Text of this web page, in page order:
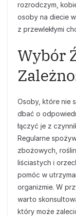
rozrodczym,
osoby na diecie
z przewlekłymi
Wybór
Osoby, które nie
dbać o
łączyć je z
Regularne
zbożowych,
liściastych i
pomóc w
organizmie. W
warto
który może